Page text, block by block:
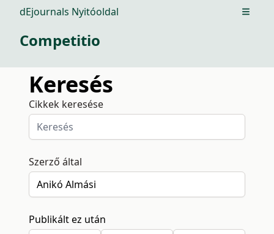
dEjournals Nyitóoldal Open
Competitio
Keresés
Cikkek keresése
Szerző által
Publikált ez után